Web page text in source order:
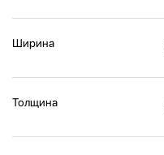
Ширина
Толщина